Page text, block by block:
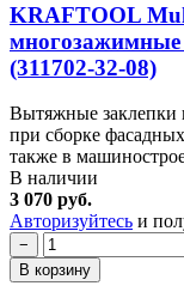
KRAFTOOL
(311702-32-08)
Вытяжные заклепки
при сборке
также в
В наличии
3 070 руб.
Авторизуйтесь и
−
В корзину